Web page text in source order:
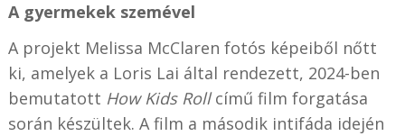
A gyermekek szemével
A projekt Melissa McClaren fotós képeiből nőtt
ki, amelyek a Loris Lai által rendezett, 2024-ben
bemutatott How Kids Rollcímű film forgatása
során készültek. A film a második intifáda idején